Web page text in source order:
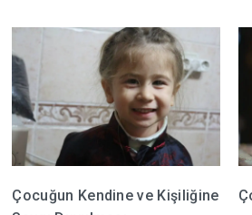
Çocuğun Kendine ve Kişiliğine